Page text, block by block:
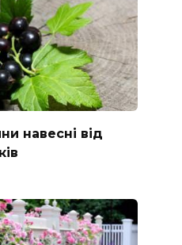
навесні від